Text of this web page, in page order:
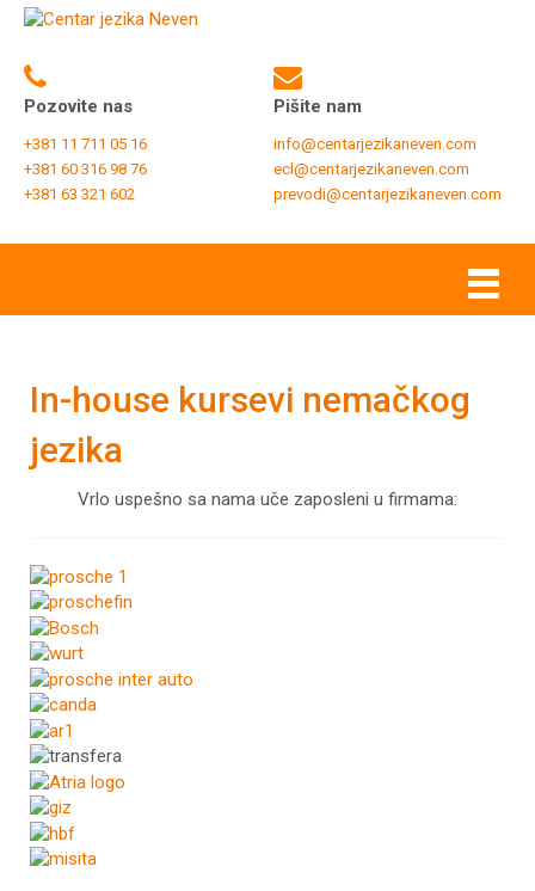
Pozovite nas
+381 11 711 05 16
+381 60 316 98 76
+381 63 321 602
Pišite nam
info@centarjezikaneven.com
ecl@centarjezikaneven.com
prevodi@centarjezikaneven.com
In-house kursevi nemačkog
jezika
Vrlo uspešno sa nama uče zaposleni u firmama: